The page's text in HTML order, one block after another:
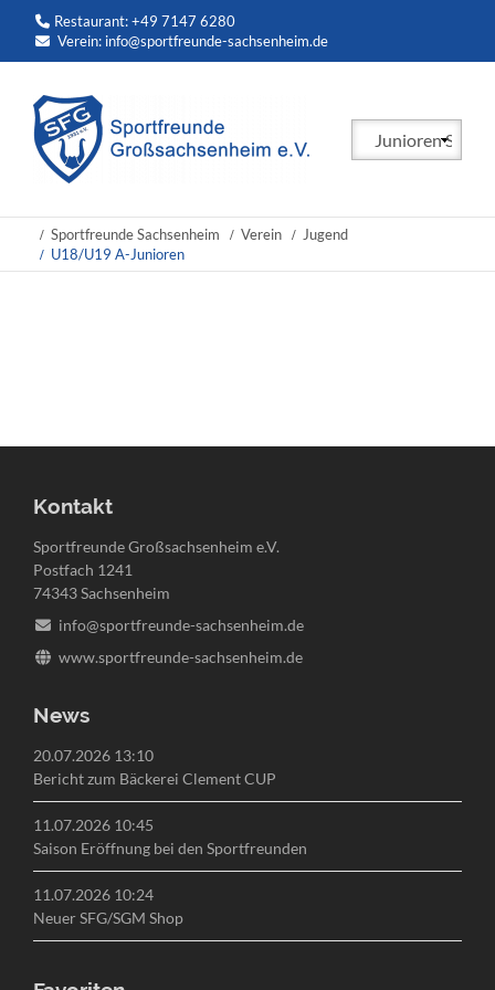
Restaurant: +49 7147 6280
Verein: info@sportfreunde-sachsenheim.de
Sportfreunde Sachsenheim Verein
Jugend
U18/U19 A-Junioren
Kontakt
Sportfreunde Großsachsenheim e.V.
Postfach 1241
74343 Sachsenheim
info@sportfreunde-sachsenheim.de
www.sportfreunde-sachsenheim.de
News
20.07.2026 13:10
Bericht zum Bäckerei Clement CUP
11.07.2026 10:45
Saison Eröffnung bei den Sportfreunden
11.07.2026 10:24
Neuer SFG/SGM Shop